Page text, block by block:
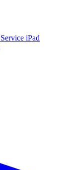
Service iPad